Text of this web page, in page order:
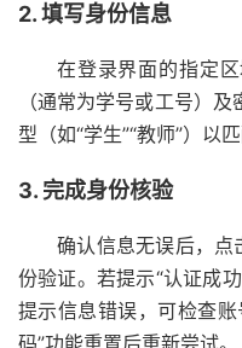
2. 填写身份信息
在登录界面的指定
（通常为学号或工号）
型（如“学生”“教师”）以
3. 完成身份核验
确认信息无误后，点
份验证。若提示“认证成
提示信息错误，可检查
码”功能重置后重新尝试。